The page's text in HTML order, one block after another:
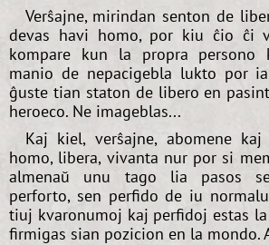
Verŝajne, mirindan senton de
devas havi homo, por kiu ĉio ĉi
kompare kun la propra persono
manio de nepacigebla lukto por
ĝuste tian staton de libero en
heroeco. Ne imageblas...
Kaj kiel, verŝajne, abomene
homo, libera, vivanta nur por si
almenaŭ unu tago lia pasos
perforto, sen perfido de iu
tiuj kvaronumoj kaj perfidoj estas
firmigas sian pozicion en la mondo.